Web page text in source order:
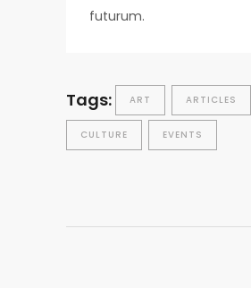
futurum.
Tags: ART ARTICLES
CULTURE EVENTS